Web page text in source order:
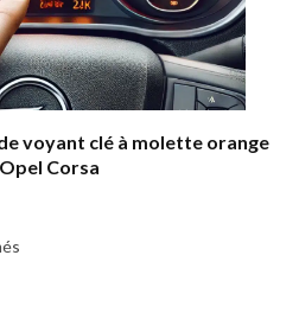
voyant clé à molette orange
Corsa